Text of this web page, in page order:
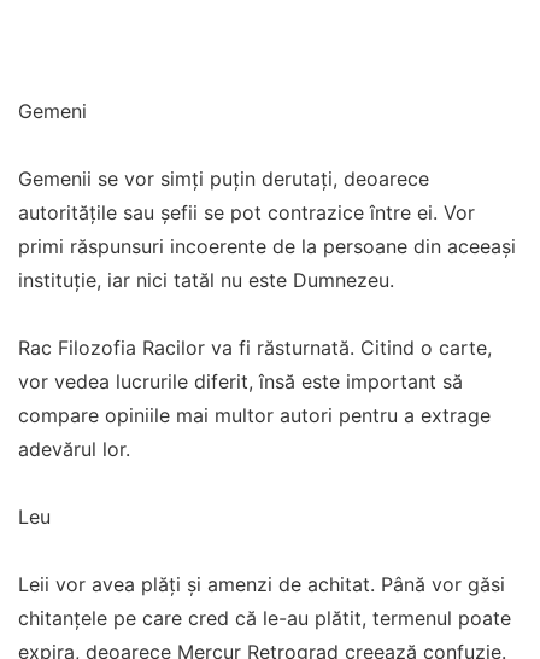
Gemeni
Gemenii se vor simți puțin derutați, deoarece
autoritățile sau șefii se pot contrazice între ei. Vor
primi răspunsuri incoerente de la persoane din aceeași
instituție, iar nici tatăl nu este Dumnezeu.
Rac Filozofia Racilor va fi răsturnată. Citind o carte,
vor vedea lucrurile diferit, însă este important să
compare opiniile mai multor autori pentru a extrage
adevărul lor.
Leu
Leii vor avea plăți și amenzi de achitat. Până vor găsi
chitanțele pe care cred că le-au plătit, termenul poate
expira, deoarece Mercur Retrograd creează confuzie.